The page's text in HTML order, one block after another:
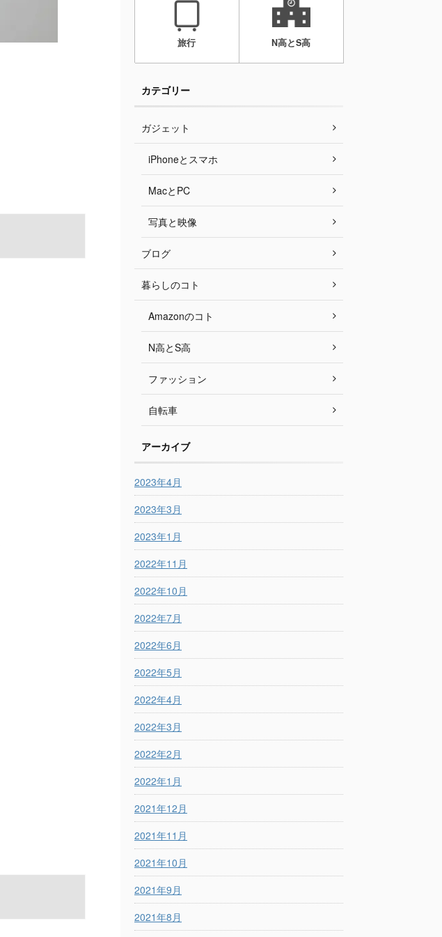
旅行 N高とS高
カテゴリー
ガジェット
iPhoneとスマホ
MacとPC
写真と映像
ブログ
暮らしのコト
Amazonのコト
N高とS高
ファッション
自転車
アーカイブ
2023年4月
2023年3月
2023年1月
2022年11月
2022年10月
2022年7月
2022年6月
2022年5月
2022年4月
2022年3月
2022年2月
2022年1月
2021年12月
2021年11月
2021年10月
2021年9月
2021年8月